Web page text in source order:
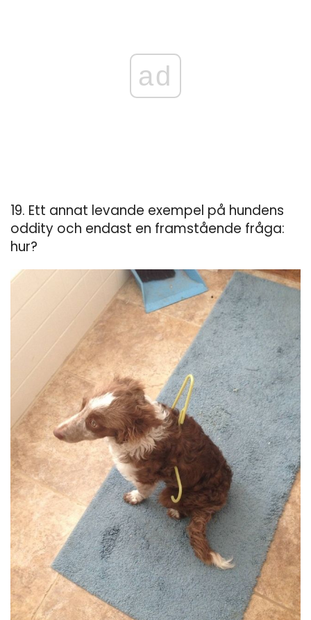
ad
19. Ett annat levande exempel på hundens
oddity och endast en framstående fråga:
hur?